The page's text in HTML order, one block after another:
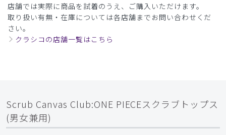
店舗では実際に商品を試着のうえ、ご購入いただけます。
取り扱い有無・在庫については各店舗までお問い合わせくだ
さい。
クラシコの店舗一覧はこちら
Scrub Canvas Club:ONE PIECEスクラブトップス
(男女兼用)